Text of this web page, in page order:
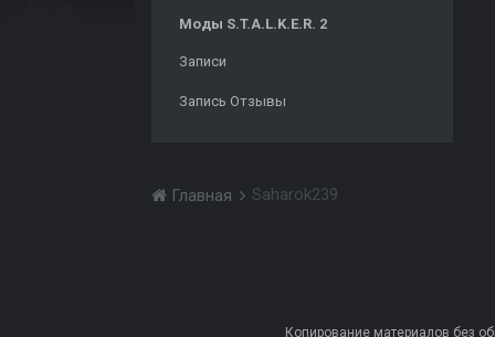
Моды S.T.A.L.K.E.R. 2
Записи
Запись Отзывы
Главная Saharok239
Копирование материалов без